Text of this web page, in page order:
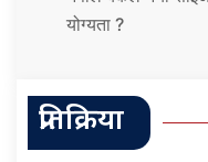
योग्यता ?
प्रतिक्रिया